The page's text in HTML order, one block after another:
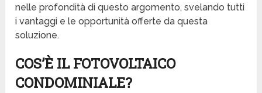
nelle profondità di questo argomento, svelando tutti
i vantaggi e le opportunità offerte da questa
soluzione.
COS’È IL FOTOVOLTAICO
CONDOMINIALE?